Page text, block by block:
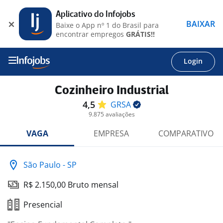
Login
Cozinheiro Industrial
4,5 GRSA
9.875 avaliações
VAGA EMPRESA COMPARATIVO
São Paulo - SP
R$ 2.150,00 Bruto mensal
Presencial
Aplicativo do Infojobs
Baixe o App nº 1 do Brasil para
encontrar empregos GRÁTIS!!
BAIXAR